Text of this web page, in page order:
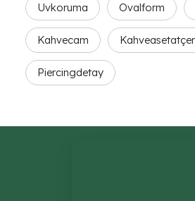
Uvkoruma Ovalform
Kahvecam
Piercingdetay